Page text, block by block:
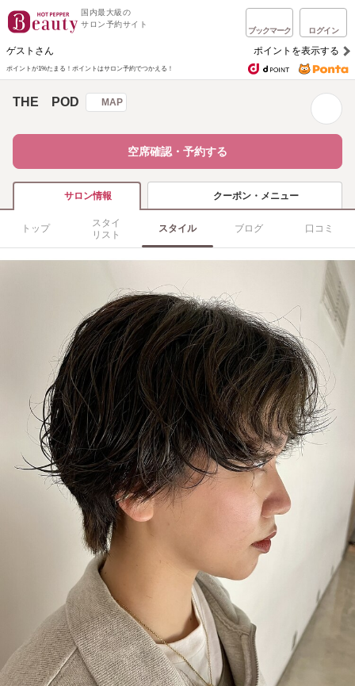
国内最大級の
サロン予約サイト
ブックマーク ログイン
ゲストさん ポイントを表示する
ポイントが1%たまる！ ポイントはサロン予約でつかえる！
THE POD MAP
空席確認・予約する
サロン情報 クーポン・メニュー
トップ
スタイ
リスト
スタイル ブログ 口コミ